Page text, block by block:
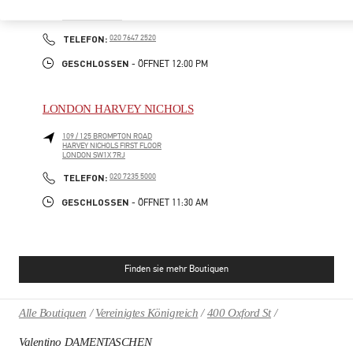
TELEFON: PHONE
020 7647 2520
GESCHLOSSEN - ÖFFNET 12:00 PM
LONDON HARVEY NICHOLS
109 / 125 BROMPTON ROAD
HARVEY NICHOLS FIRST FLOOR
LONDON SW1X 7RJ
TELEFON: PHONE
020 7235 5000
GESCHLOSSEN - ÖFFNET 11:30 AM
Finden sie mehr Boutiquen
Alle Boutiquen Vereinigtes Königreich 400 Oxford St
Valentino DAMENTASCHEN